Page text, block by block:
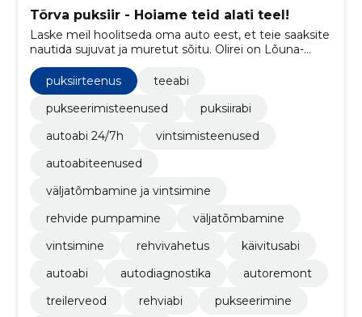
Tõrva puksiir - Hoiame teid alati teel!
Laske meil hoolitseda oma auto eest, et teie saaksite
nautida sujuvat ja muretut sõitu. Olirei on Lõuna-
aastal.puksiirteenus
teeabi
pukseerimisteenused
puksiirabi
autoabi 24/7h
vintsimisteenused
autoabiteenused
väljatõmbamine ja vintsimine
rehvide pumpamine
väljatõmbamine
vintsimine
rehvivahetus
käivitusabi
autoabi
autodiagnostika
autoremont
treilerveod
rehviabi
pukseerimine